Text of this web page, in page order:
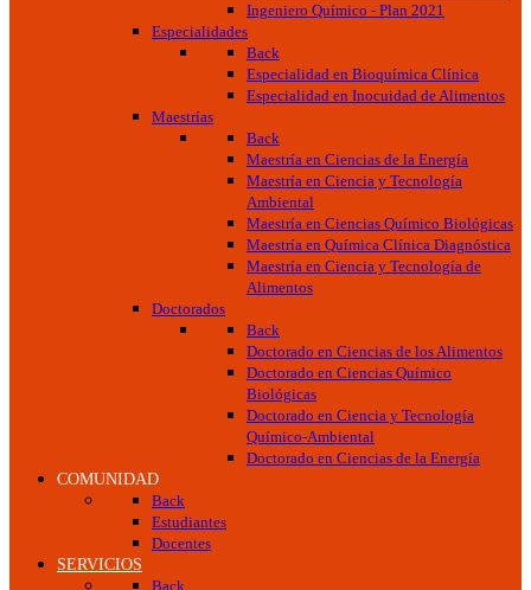
Ingeniero Químico - Plan 2021
Especialidades
Back
Especialidad en Bioquímica Clínica
Especialidad en Inocuidad de Alimentos
Maestrías
Back
Maestría en Ciencias de la Energía
Maestría en Ciencia y Tecnología
Ambiental
Maestría en Ciencias Químico Biológicas
Maestría en Química Clínica Diagnóstica
Maestría en Ciencia y Tecnología de
Alimentos
Doctorados
Back
Doctorado en Ciencias de los Alimentos
Doctorado en Ciencias Químico
Biológicas
Doctorado en Ciencia y Tecnología
Químico-Ambiental
Doctorado en Ciencias de la Energía
COMUNIDAD
Back
Estudiantes
Docentes
SERVICIOS
Back